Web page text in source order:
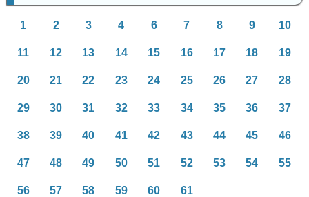
1 2 3 4 6 7 8 9 10
11 12 13 14 15 16 17 18 19
20 21 22 23 24 25 26 27 28
29 30 31 32 33 34 35 36 37
38 39 40 41 42 43 44 45 46
47 48 49 50 51 52 53 54 55
56 57 58 59 60 61